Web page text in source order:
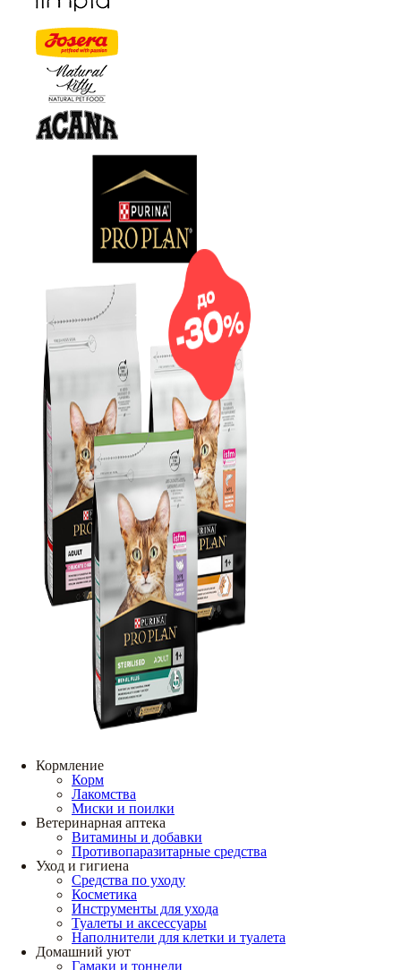
Кормление
Корм
Лакомства
Миски и поилки
Ветеринарная аптека
Витамины и добавки
Противопаразитарные средства
Уход и гигиена
Средства по уходу
Косметика
Инструменты для ухода
Туалеты и аксессуары
Наполнители для клетки и туалета
Домашний уют
Гамаки и тоннели